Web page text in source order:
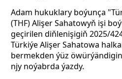
Adam hukuklary boýunça
(THF) Alişer Sahatowyň işi
geçirilen diňlenişigiň 2025/
Türkiýe Alişer Sahatowa
bermekden ýüz
njy noýabrda ýazdy.